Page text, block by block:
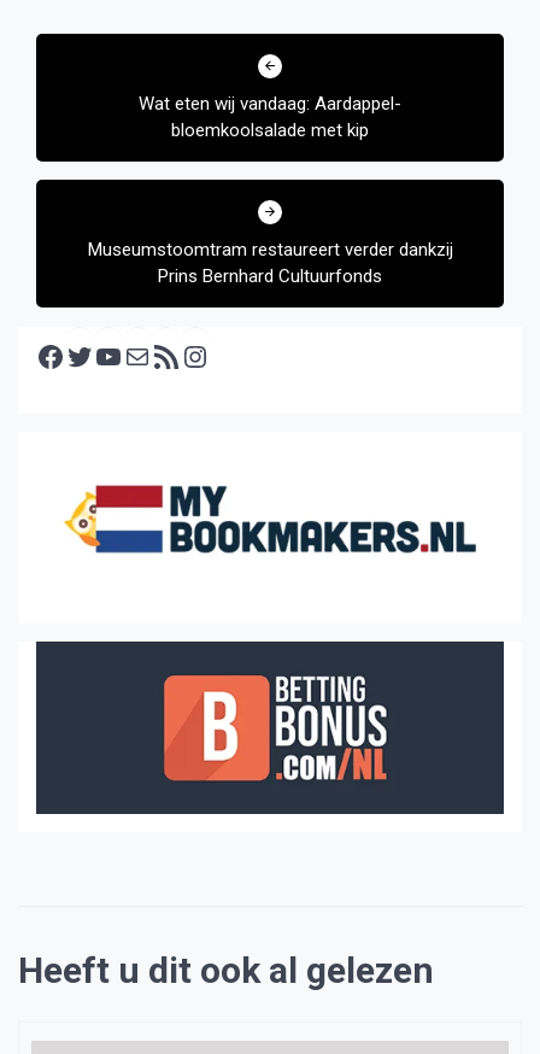
Bericht
Wat eten wij vandaag: Aardappel-
bloemkoolsalade met kip
Museumstoomtram restaureert verder dankzij
Prins Bernhard Cultuurfonds
Facebook Twitter YouTube E-mail RSS feed
Heeft u dit ook al gelezen